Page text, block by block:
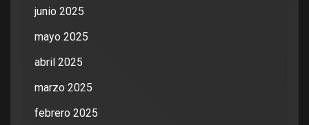
junio 2025
mayo 2025
abril 2025
marzo 2025
febrero 2025